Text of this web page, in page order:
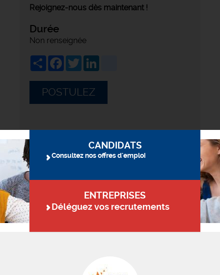
Rejoignez-nous dès maintenant !
Durée
Non renseignée
ShareFacebook
Twitter
POSTULEZ
CANDIDATS
Consultez nos offres d'emploi
ENTREPRISES
Déléguez vos recrutements